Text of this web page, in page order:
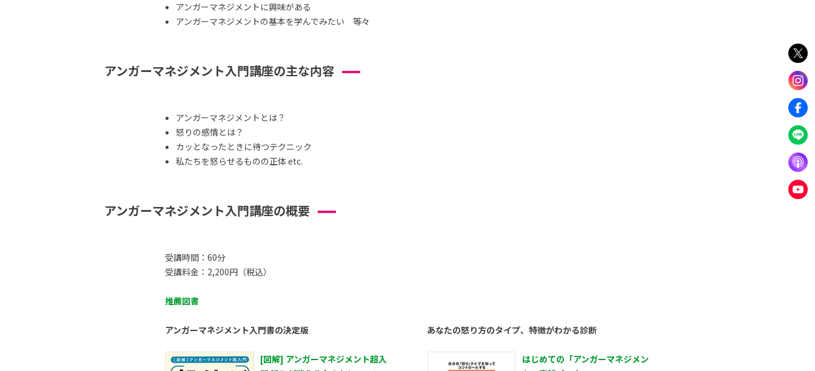
アンガーマネジメントに興味がある
アンガーマネジメントの基本を学んでみたい 等々
アンガーマネジメント入門講座の主な内容
アンガーマネジメントとは？
怒りの感情とは？
カッとなったときに待つテクニック
私たちを怒らせるものの正体 etc.
アンガーマネジメント入門講座の概要
受講時間：60分
受講料金：2,200円（税込）
推薦図書
アンガーマネジメント入門書の決定版
[図解] アンガーマネジメント超入
あなたの怒り方のタイプ、特徴がわかる診断
はじめての「アンガーマネジメン